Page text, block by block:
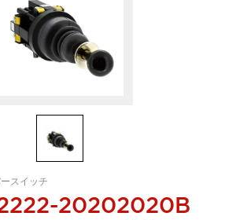
スイッチ
20202020B